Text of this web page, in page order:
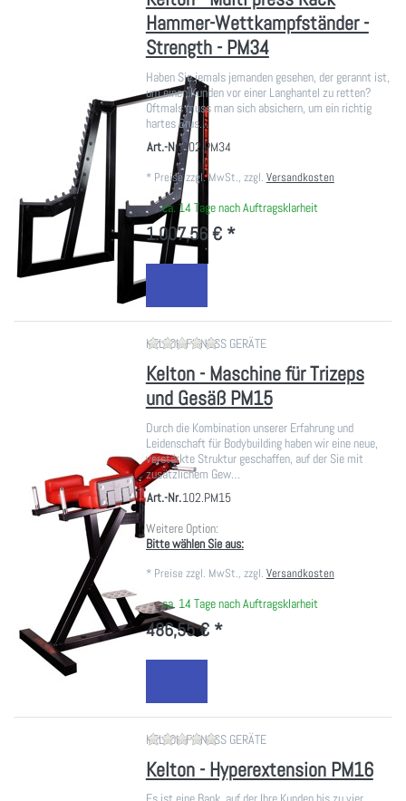
Hammer-Wettkampfständer -
Strength - PM34
Haben Sie jemals jemanden gesehen, der gerannt ist,
um einen Kunden vor einer Langhantel zu retten?
Oftmals muss man sich absichern, um ein richtig
hartes Brus…
Art.-Nr.102.PM34
* Preise zzgl. MwSt., zzgl. Versandkosten
ca. 14 Tage nach Auftragsklarheit
1.007,56 € *
KELTON FITNESS GERÄTEZu diesem Produkt liegen noch
Kelton - Maschine für Trizeps
und Gesäß PM15
Durch die Kombination unserer Erfahrung und
Leidenschaft für Bodybuilding haben wir eine neue,
verstärkte Struktur geschaffen, auf der Sie mit
zusätzlichem Gew…
Art.-Nr.102.PM15
Weitere Option:
Bitte wählen Sie aus:
* Preise zzgl. MwSt., zzgl. Versandkosten
ca. 14 Tage nach Auftragsklarheit
486,55 € *
KELTON FITNESS GERÄTEZu diesem Produkt liegen noch
Kelton - Hyperextension PM16